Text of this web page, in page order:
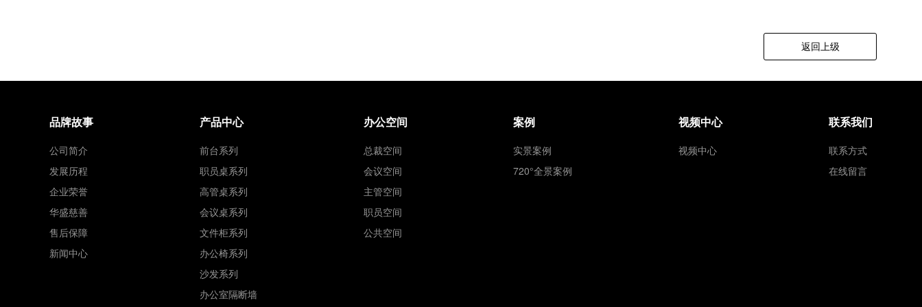
返回上级
品牌故事
公司简介
发展历程
企业荣誉
华盛慈善
售后保障
新闻中心
产品中心
前台系列
职员桌系列
高管桌系列
会议桌系列
文件柜系列
办公椅系列
沙发系列
办公室隔断墙
办公空间
总裁空间
会议空间
主管空间
职员空间
公共空间
案例
实景案例
720°全景案例
视频中心
视频中心
联系我们
联系方式
在线留言